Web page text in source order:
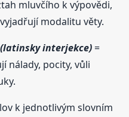
mluvčího k výpovědi,
modalitu věty.
(latinsky interjekce)=
nálady, pocity, vůli
k jednotlivým slovním